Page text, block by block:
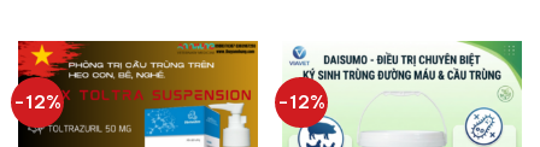
102.850 ₫.
-12% -12%